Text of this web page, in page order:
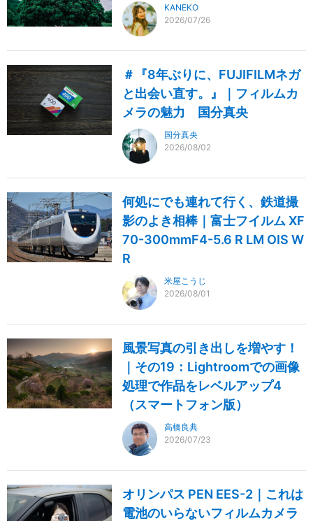
KANEKO
2026/07/26
＃『8年ぶりに、FUJIFILMネガ
と出会い直す。』｜フィルムカ
メラの魅力 国分真央
国分真央
2026/08/02
何処にでも連れて行く、鉄道撮
影のよき相棒｜富士フイルム XF
70-300mmF4-5.6 R LM OIS W
R
米屋こうじ
2026/08/01
風景写真の引き出しを増やす！
｜その19：Lightroomでの画像
処理で作品をレベルアップ4
（スマートフォン版）
高橋良典
2026/07/23
オリンパス PEN EES-2｜これは
電池のいらないフィルムカメラ